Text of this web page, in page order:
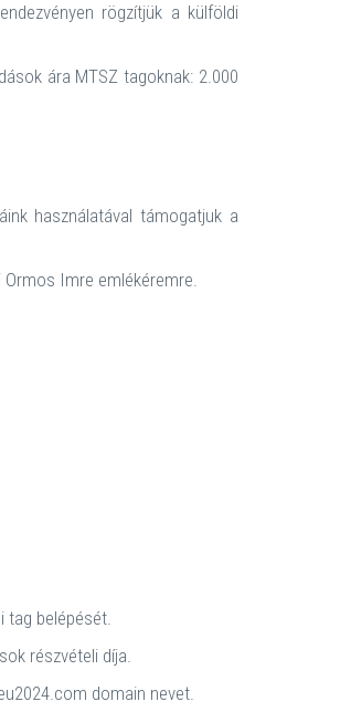
rögzítjük a külföldi
ára MTSZ tagoknak: 2.000
használatával támogatjuk a
Imre emlékéremre.
tag belépését.
részvételi díja.
domain nevet.